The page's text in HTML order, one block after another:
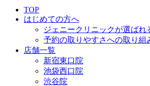
TOP
はじめての方へ
ジェニークリニックが選ばれ
予約の取りやすさへの取り組
店舗一覧
新宿東口院
池袋西口院
渋谷院